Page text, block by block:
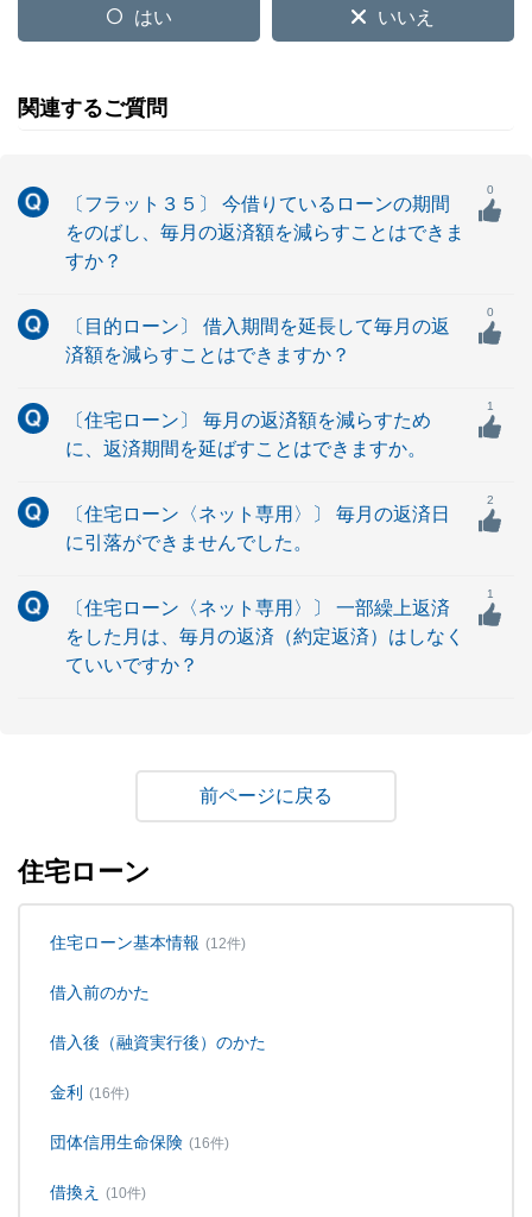
はい いいえ
関連するご質問
〔フラット３５〕 今借りているローンの期間
をのばし、毎月の返済額を減らすことはできま
すか？
0
〔目的ローン〕 借入期間を延長して毎月の返
済額を減らすことはできますか？
0
〔住宅ローン〕 毎月の返済額を減らすため
に、返済期間を延ばすことはできますか。
1
〔住宅ローン〈ネット専用〉〕 毎月の返済日
に引落ができませんでした。
2
〔住宅ローン〈ネット専用〉〕 一部繰上返済
をした月は、毎月の返済（約定返済）はしなく
ていいですか？
1
戻る
住宅ローン
住宅ローン基本情報 (12件)
借入前のかた
借入後（融資実行後）のかた
金利 (16件)
団体信用生命保険 (16件)
借換え (10件)